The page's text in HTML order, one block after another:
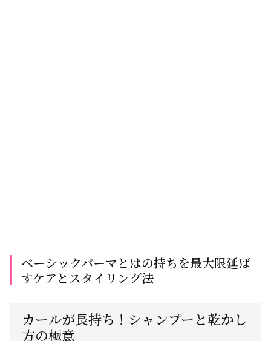
ベーシックパーマとはの持ちを最大限延ば
すケアとスタイリング法
カールが長持ち！シャンプーと乾かし
方の極意